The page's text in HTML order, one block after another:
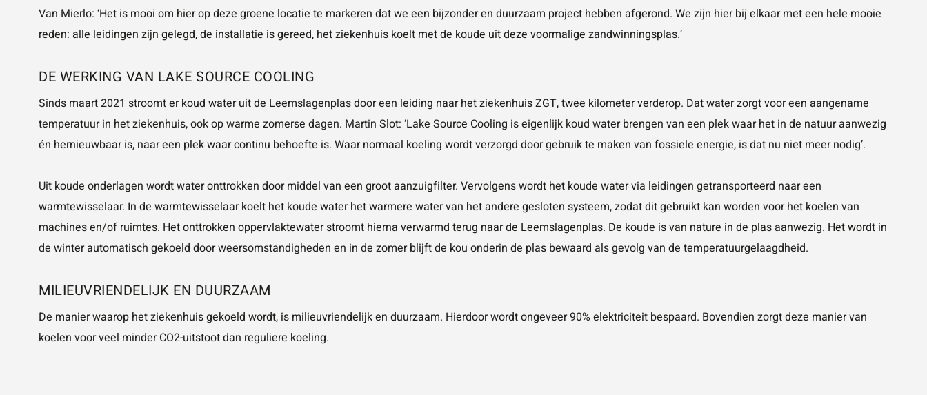
Van Mierlo: ‘Het is mooi om hier op deze groene locatie te markeren dat we een bijzonder en duurzaam project hebben afgerond. We zijn hier bij elkaar met een hele mooie
reden: alle leidingen zijn gelegd, de installatie is gereed, het ziekenhuis koelt met de koude uit deze voormalige zandwinningsplas.’
DE WERKING VAN LAKE SOURCE COOLING
Sinds maart 2021 stroomt er koud water uit de Leemslagenplas door een leiding naar het ziekenhuis ZGT, twee kilometer verderop. Dat water zorgt voor een aangename
temperatuur in het ziekenhuis, ook op warme zomerse dagen. Martin Slot: ‘Lake Source Cooling is eigenlijk koud water brengen van een plek waar het in de natuur aanwezig
én hernieuwbaar is, naar een plek waar continu behoefte is. Waar normaal koeling wordt verzorgd door gebruik te maken van fossiele energie, is dat nu niet meer nodig’.
Uit koude onderlagen wordt water onttrokken door middel van een groot aanzuigfilter. Vervolgens wordt het koude water via leidingen getransporteerd naar een
warmtewisselaar. In de warmtewisselaar koelt het koude water het warmere water van het andere gesloten systeem, zodat dit gebruikt kan worden voor het koelen van
machines en/of ruimtes. Het onttrokken oppervlaktewater stroomt hierna verwarmd terug naar de Leemslagenplas. De koude is van nature in de plas aanwezig. Het wordt in
de winter automatisch gekoeld door weersomstandigheden en in de zomer blijft de kou onderin de plas bewaard als gevolg van de temperatuurgelaagdheid.
MILIEUVRIENDELIJK EN DUURZAAM
De manier waarop het ziekenhuis gekoeld wordt, is milieuvriendelijk en duurzaam. Hierdoor wordt ongeveer 90% elektriciteit bespaard. Bovendien zorgt deze manier van
koelen voor veel minder CO2-uitstoot dan reguliere koeling.